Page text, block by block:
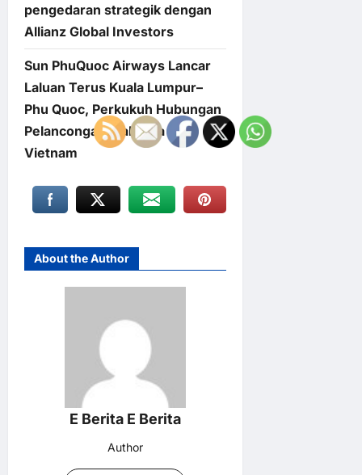
pengedaran strategik dengan
Allianz Global Investors
Sun PhuQuoc Airways Lancar
Laluan Terus Kuala Lumpur–
Phu Quoc, Perkukuh Hubungan
Pelancongan Malaysia dan
Vietnam
About the Author
E Berita E Berita
Author